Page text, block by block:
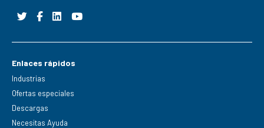
Enlaces rápidos
Industrias
Ofertas especiales
Descargas
Necesitas Ayuda